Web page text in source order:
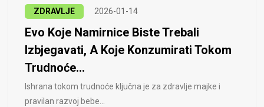
ZDRAVLJE 2026-01-14
Evo Koje Namirnice Biste Trebali
Izbjegavati, A Koje Konzumirati Tokom
Trudnoće...
Ishrana tokom trudnoće ključna je za zdravlje majke i
pravilan razvoj bebe...